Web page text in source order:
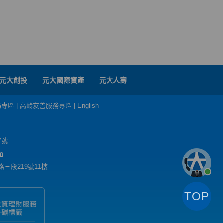
元大創投 元大國際資產 元大人壽
區 高齡友善服務專區 English
號
三段219號11樓
TOP